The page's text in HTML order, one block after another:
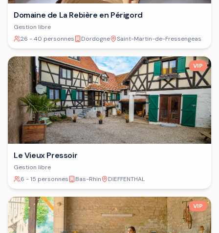
Domaine de La Rebière en Périgord
Gestion libre
26 - 40 personnes
Dordogne Saint-Martin-de-Fressengeas
VIP
Le Vieux Pressoir
Gestion libre
6 - 15 personnes
Bas-Rhin DIEFFENTHAL
VIP